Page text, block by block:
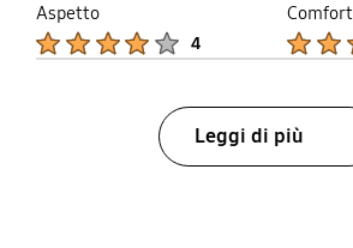
Aspetto
4
Comfort
Leggi di più